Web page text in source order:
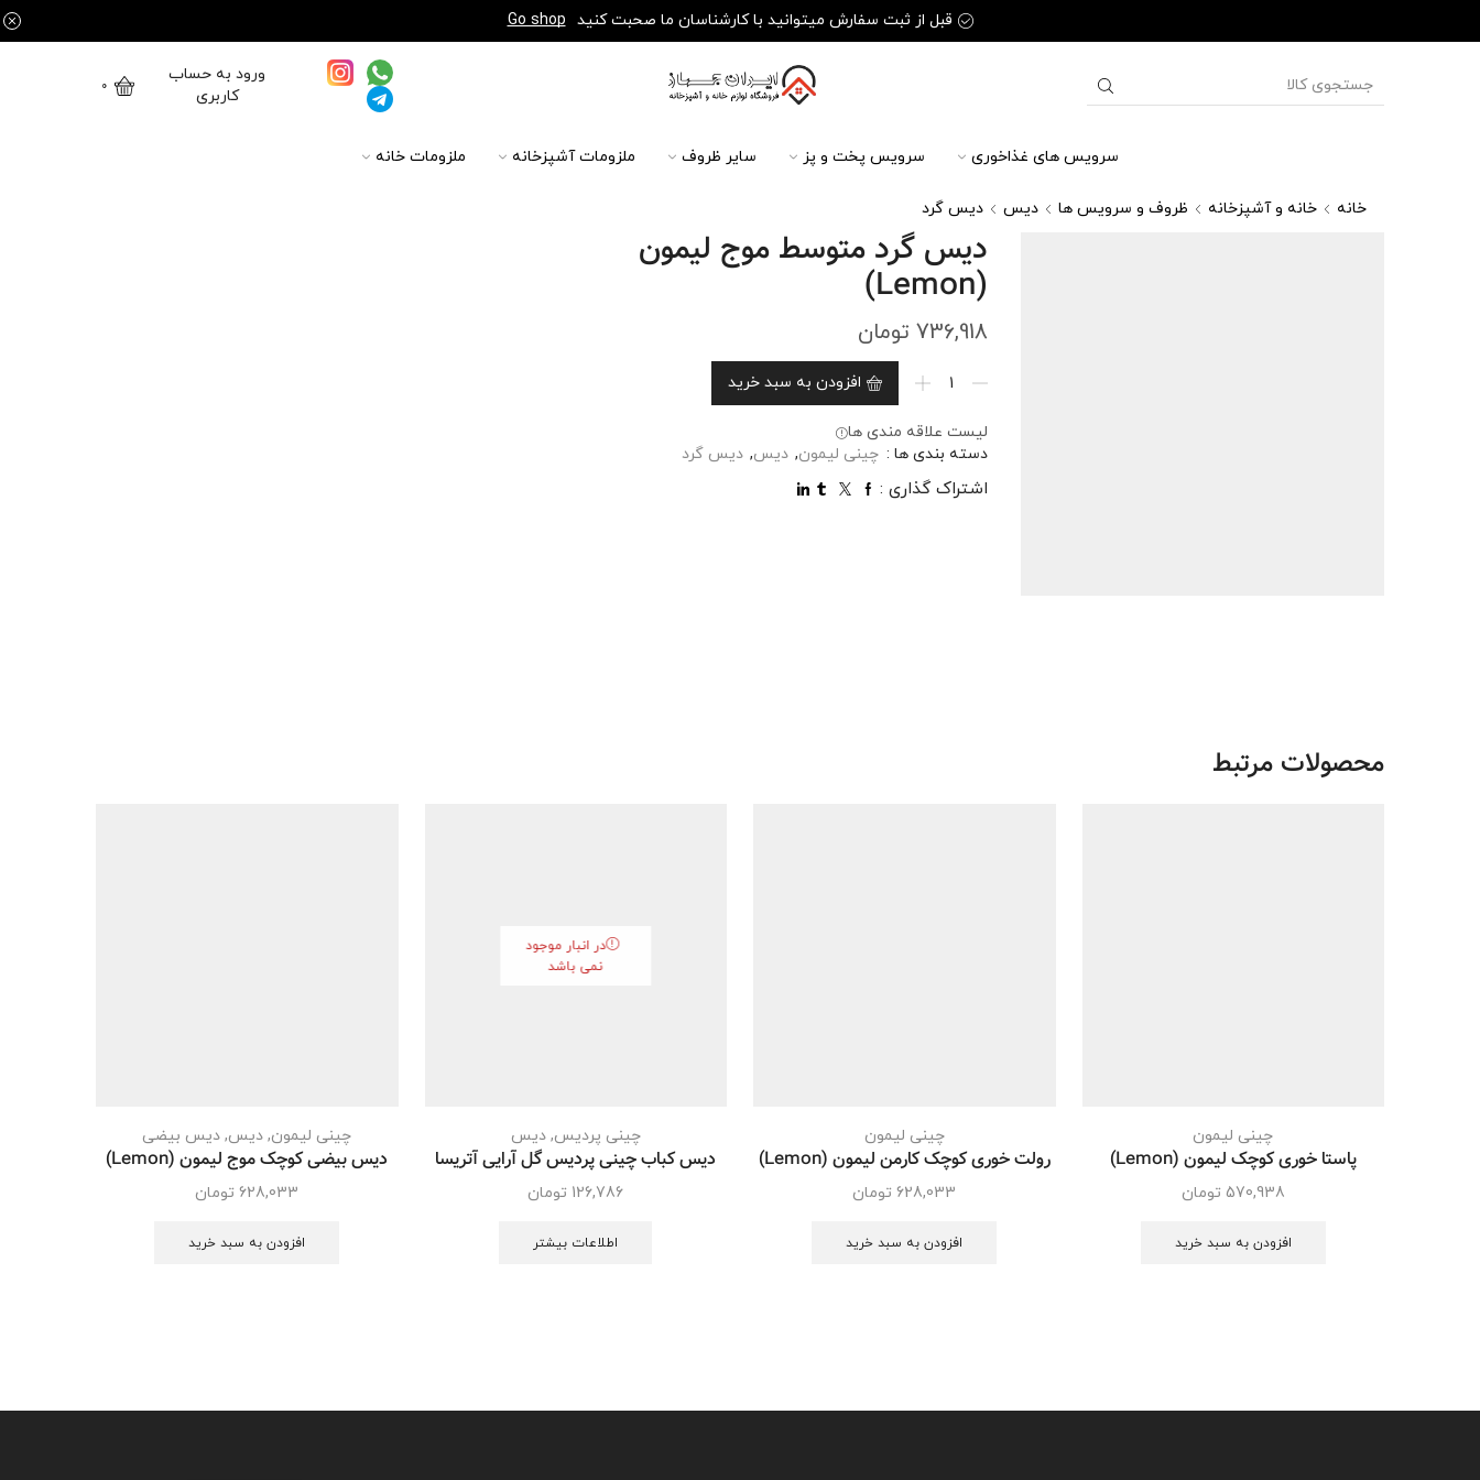
قبل از ثبت سفارش میتوانید با کارشناسان ما صحبت کنید Go shop
ورود به حساب
کاربری
0
سرویس های غذاخوری سرویس پخت و پز سایر ظروف ملزومات آشپزخانه ملزومات خانه
خانه خانه و آشپزخانه ظروف و سرویس ها دیس دیس گرد
دیس گرد متوسط موج لیمون
(Lemon)
736,918 تومان
افزودن به سبد خرید
لیست علاقه مندی ها
دسته بندی ها : چینی لیمون, دیس, دیس گرد
اشتراک گذاری :
محصولات مرتبط
چینی لیمون
پاستا خوری کوچک لیمون (Lemon)
570,938 تومان
افزودن به سبد خرید
چینی لیمون
رولت خوری کوچک کارمن لیمون (Lemon)
628,033 تومان
افزودن به سبد خرید
در انبار موجود
نمی باشد
چینی پردیس,دیس
دیس کباب چینی پردیس گل آرایی آتریسا
126,786 تومان
اطلاعات بیشتر
چینی لیمون, دیس, دیس بیضی
دیس بیضی کوچک موج لیمون (Lemon)
628,033 تومان
افزودن به سبد خرید